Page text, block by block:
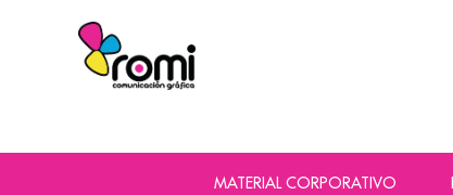
MATERIAL CORPORATIVO